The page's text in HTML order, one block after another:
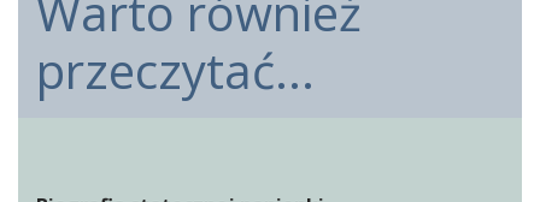
przeczytać...